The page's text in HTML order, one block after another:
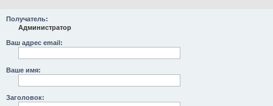
Получатель:
Администратор
Ваш адрес email:
Ваше имя:
Заголовок: